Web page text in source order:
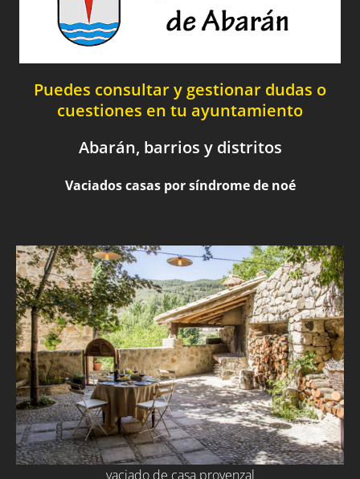
Puedes consultar y gestionar dudas o
cuestiones en tu ayuntamiento
Abarán, barrios y distritos
Vaciados casas por síndrome de noé
vaciado de casa provenzal